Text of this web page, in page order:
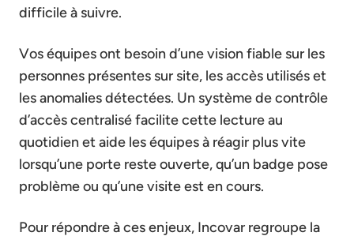
difficile à suivre.
Vos équipes ont besoin d’une vision fiable sur les
personnes présentes sur site, les accès utilisés et
les anomalies détectées. Un système de contrôle
d’accès centralisé facilite cette lecture au
quotidien et aide les équipes à réagir plus vite
lorsqu’une porte reste ouverte, qu’un badge pose
problème ou qu’une visite est en cours.
Pour répondre à ces enjeux, Incovar regroupe la